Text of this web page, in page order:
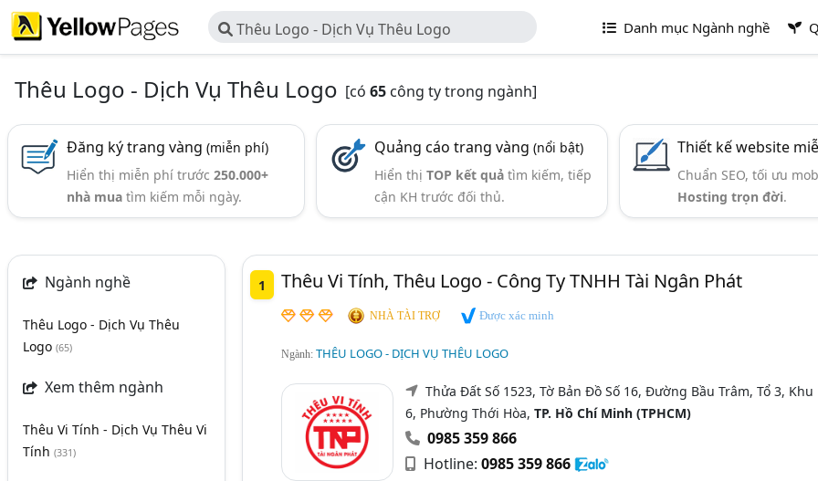
Thêu Logo - Dịch Vụ Thêu Logo Danh mục Ngành nghề
Thêu Logo - Dịch Vụ Thêu Logo [có 65 công ty trong ngành]
Đăng ký trang vàng(miễn phí)
Hiển thị miễn phí trước250.000+
nhà mua tìm kiếm mỗi ngày.
Quảng cáo trang vàng(nổi bật)
Hiển thịTOP kết quả tìm kiếm, tiếp
cận KH trước đối thủ.
Thiết kế website
Chuẩn SEO, tối ưu
Hosting trọn đời.
Ngành nghề
Thêu Logo - Dịch Vụ Thêu
Logo (65)
Xem thêm ngành
Thêu Vi Tính - Dịch Vụ Thêu Vi
Tính (331)
1 Thêu Vi Tính, Thêu Logo - Công Ty TNHH Tài Ngân Phát
NHÀ TÀI TRỢ Được xác minh
Ngành: THÊU LOGO - DỊCH VỤ THÊU LOGO
Thửa Đất Số 1523, Tờ Bản Đồ Số 16, Đường Bầu Trâm, Tổ 3, Khu
6, Phường Thới Hòa, TP. Hồ Chí Minh (TPHCM)
0985 359 866
Hotline: 0985 359 866